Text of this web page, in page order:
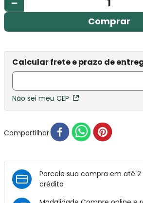
Comprar
Não sei meu CEP
Compartilhar
Parcele sua compra em até
crédito